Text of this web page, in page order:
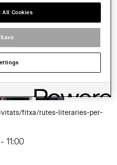
fitxa/rutes-literaries-per-
11:00
All Cookies
Save